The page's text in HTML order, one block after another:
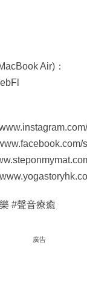
Air)：
#聲音療癒
廣告